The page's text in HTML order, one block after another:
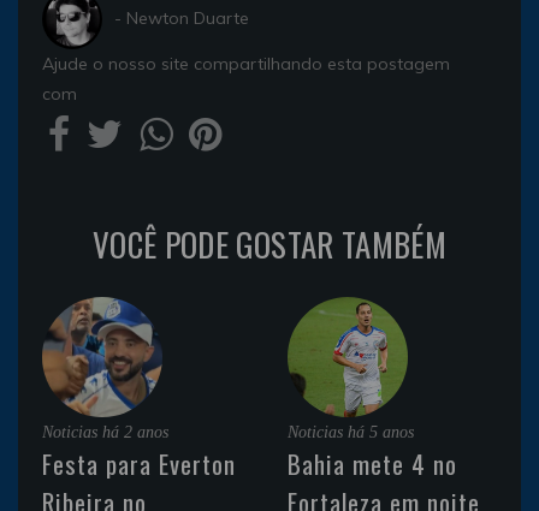
- Newton Duarte
Ajude o nosso site compartilhando esta postagem
com
VOCÊ PODE GOSTAR TAMBÉM
Noticias há 2 anos
Festa para Everton
Ribeira no
Noticias há 5 anos
Bahia mete 4 no
Fortaleza em noite